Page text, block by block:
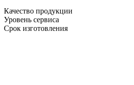
Качество продукции
Уровень сервиса
Срок изготовления